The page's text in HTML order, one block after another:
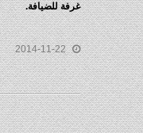
غرفة للضيافة.
2014-11-22